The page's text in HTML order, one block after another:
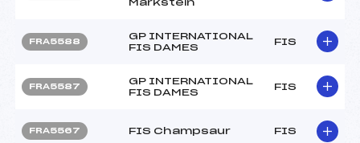
Markstein
FRA5588
GP INTERNATIONAL
FIS DAMES
FIS
FRA5587
GP INTERNATIONAL
FIS DAMES
FIS
FRA5567 FIS Champsaur FIS